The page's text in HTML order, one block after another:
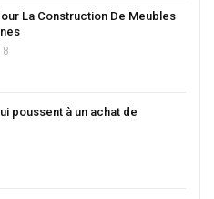
La Construction De Meubles
poussent à un achat de